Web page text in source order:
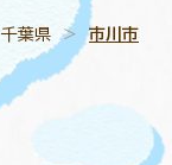
千葉県 ＞市川市